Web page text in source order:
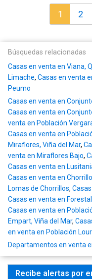
1 2
Búsquedas relacionadas
Casas en venta en Viana,
Limache, Casas en venta
Peumo
Casas en venta en
Casas en venta en
venta en Población
Casas en venta en
Miraflores, Viña del Mar,
venta en Miraflores Bajo,
Casas en venta en
Casas en venta en
Lomas de Chorrillos,
Casas en venta en Forestal
Casas en venta en
Empart, Viña del Mar,
en venta en Población
Departamentos en venta
Recibe alertas por